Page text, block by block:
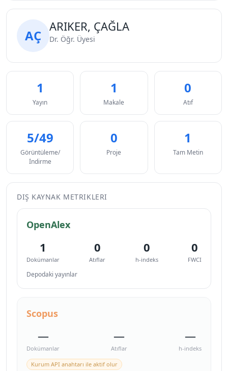
AÇ
ARIKER, ÇAĞLA
Dr. Öğr. Üyesi
1
Yayın
1
Makale
0
Atıf
5/49
Görüntüleme/
İndirme
0
Proje
1
Tam Metin
DIŞ KAYNAK METRIKLERI
OpenAlex
1
Dokümanlar
0
Atıflar
0
h-indeks
0
FWCI
Depodaki yayınlar
Scopus
—
Dokümanlar
—
Atıflar
—
h-indeks
Kurum API anahtarı ile aktif olur